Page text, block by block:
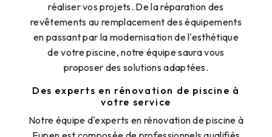
réaliser vos projets. De la réparation des
revêtements au remplacement des équipements
en passant par la modernisation de l'esthétique
de votre piscine, notre équipe saura vous
proposer des solutions adaptées.
Des experts en rénovation de piscine à
votre service
Notre équipe d'experts en rénovation de piscine à